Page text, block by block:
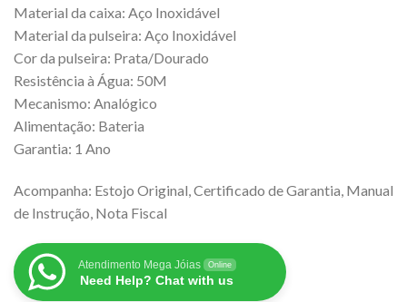
Material da caixa: Aço Inoxidável
Material da pulseira: Aço Inoxidável
Cor da pulseira: Prata/Dourado
Resistência à Água: 50M
Mecanismo: Analógico
Alimentação: Bateria
Garantia: 1 Ano
Acompanha: Estojo Original, Certificado de Garantia, Manual
de Instrução, Nota Fiscal
Atendimento Mega Jóias Online
Need Help? Chat with us